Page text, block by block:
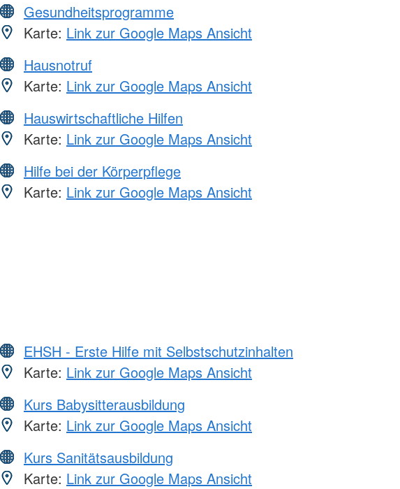
Gesundheitsprogramme
Karte: Link zur Google Maps Ansicht
Hausnotruf
Karte: Link zur Google Maps Ansicht
Hauswirtschaftliche Hilfen
Karte: Link zur Google Maps Ansicht
Hilfe bei der Körperpflege
Karte: Link zur Google Maps Ansicht
EHSH - Erste Hilfe mit Selbstschutzinhalten
Karte: Link zur Google Maps Ansicht
Kurs Babysitterausbildung
Karte: Link zur Google Maps Ansicht
Kurs Sanitätsausbildung
Karte: Link zur Google Maps Ansicht